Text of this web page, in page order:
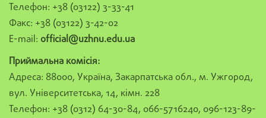
Телефон: +38 (03122) 3-33-41
Факс: +38 (03122) 3-42-02
E-mail: official@uzhnu.edu.ua
Приймальна комісія:
Адреса: 88000, Україна, Закарпатська обл., м. Ужгород,
вул. Університетська, 14, кімн. 228
Телефон: +38 (0312) 64-30-84, 066-5716240, 096-123-89-